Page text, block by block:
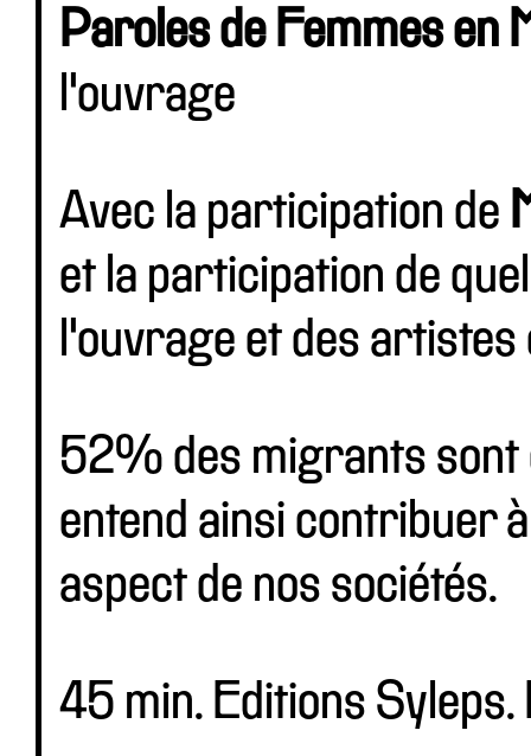
Paroles de Femmes en
l'ouvrage
Avec la participation de
et la participation de
l'ouvrage et des
52% des migrants sont
entend ainsi contribuer
aspect de nos sociétés.
45 min. Editions